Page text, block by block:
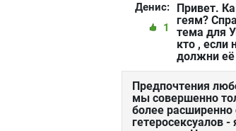
Денис:
1
Привет.
геям?
тема для
кто , если
должни
Предпочтения
мы совершенно
более расширенно
гетеросексуалов